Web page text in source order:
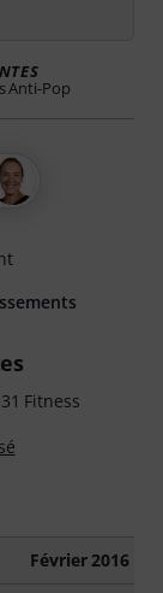
Fitness
Février 2016
Anti-Pop